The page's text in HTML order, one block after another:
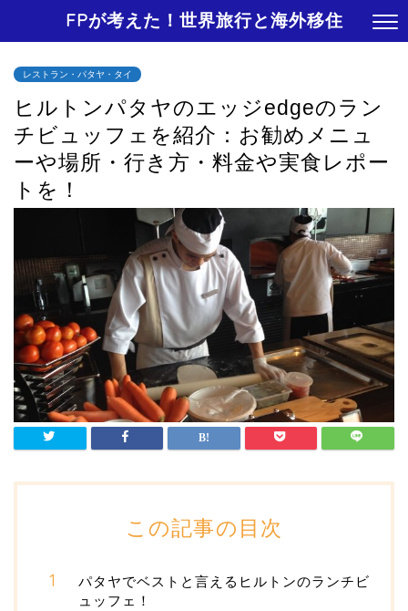
FPが考えた！世界旅行と海外移住
レストラン・パタヤ・タイ
ヒルトンパタヤのエッジedgeのラン
チビュッフェを紹介：お勧めメニュ
ーや場所・行き方・料金や実食レポー
トを！
この記事の目次
パタヤでベストと言えるヒルトンのランチビ
ュッフェ！